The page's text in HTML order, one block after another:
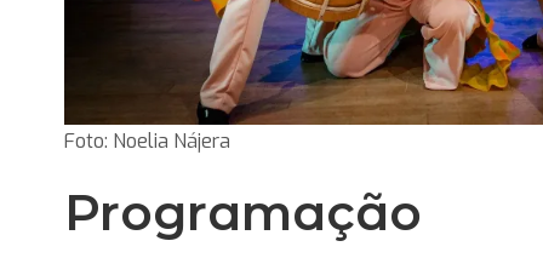
Foto: Noelia Nájera
Programação